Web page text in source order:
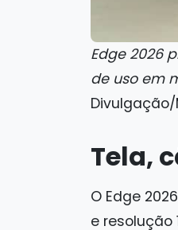
Edge 2026
de uso em
Tela,
O Edge
e resolução